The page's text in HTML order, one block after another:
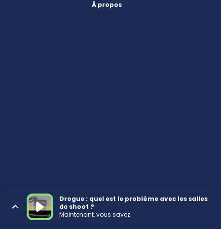
À propos
Drogue : quel est le problème avec les salles
de shoot ?
Maintenant, vous savez